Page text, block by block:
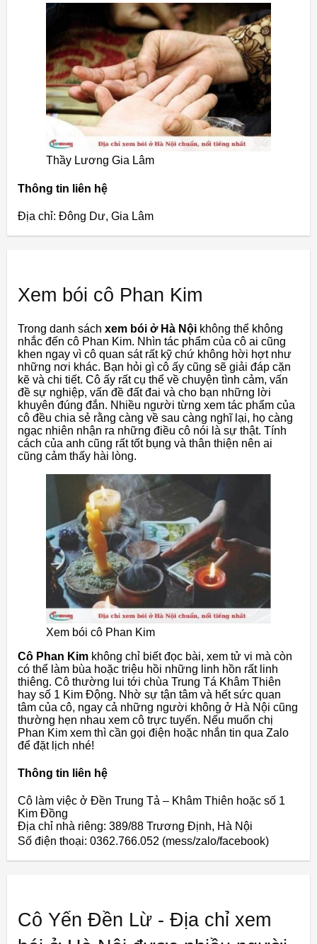
Thầy Lương Gia Lâm
Thông tin liên hệ
Địa chỉ: Đông Dư, Gia Lâm
Xem bói cô Phan Kim
Trong danh sách xem bói ở Hà Nội không thể không
nhắc đến cô Phan Kim. Nhìn tác phẩm của cô ai cũng
khen ngay vì cô quan sát rất kỹ chứ không hời hợt như
những nơi khác. Bạn hỏi gì cô ấy cũng sẽ giải đáp cặn
kẽ và chi tiết. Cô ấy rất cụ thể về chuyện tình cảm, vấn
đề sự nghiệp, vấn đề đất đai và cho bạn những lời
khuyên đúng đắn. Nhiều người từng xem tác phẩm của
cô đều chia sẻ rằng càng về sau càng nghĩ lại, họ càng
ngạc nhiên nhận ra những điều cô nói là sự thật. Tính
cách của anh cũng rất tốt bụng và thân thiện nên ai
cũng cảm thấy hài lòng.
Xem bói cô Phan Kim
Cô Phan Kim không chỉ biết đọc bài, xem tử vi mà còn
có thể làm bùa hoặc triệu hồi những linh hồn rất linh
thiêng. Cô thường lui tới chùa Trung Tá Khâm Thiên
hay số 1 Kim Động. Nhờ sự tận tâm và hết sức quan
tâm của cô, ngay cả những người không ở Hà Nội cũng
thường hẹn nhau xem cô trực tuyến. Nếu muốn chị
Phan Kim xem thì cần gọi điện hoặc nhắn tin qua Zalo
để đặt lịch nhé!
Thông tin liên hệ
Cô làm việc ở Đền Trung Tả – Khâm Thiên hoặc số 1
Kim Đồng
Địa chỉ nhà riêng: 389/88 Trương Định, Hà Nội
Số điện thoại: 0362.766.052 (mess/zalo/facebook)
Cô Yến Đền Lừ - Địa chỉ xem